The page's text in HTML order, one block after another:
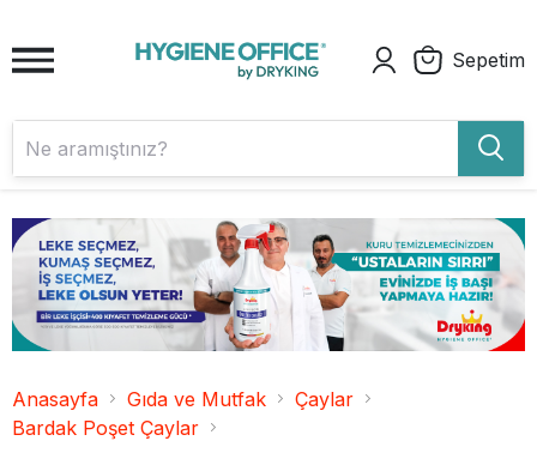
Sepetim
Anasayfa Gıda ve Mutfak
Çaylar
Bardak Poşet Çaylar